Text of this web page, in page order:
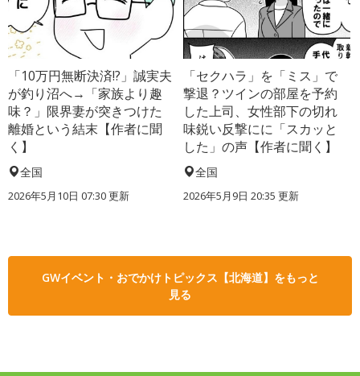
「10万円無断決済!?」誠実夫
が釣り沼へ→「家族より趣
味？」限界妻が突きつけた
離婚という結末【作者に聞
く】
全国
2026年5月10日 07:30 更新
「セクハラ」を「ミス」で
撃退？ツインの部屋を予約
した上司、女性部下の切れ
味鋭い反撃にに「スカッと
した」の声【作者に聞く】
全国
2026年5月9日 20:35 更新
GWイベント・おでかけトピックス【北海道】をもっと
見る